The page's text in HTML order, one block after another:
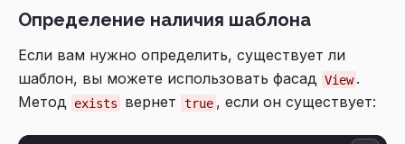
Определение наличия шаблона
Если вам нужно определить, существует ли
шаблон, вы можете использовать фасад View .
Метод exists вернет true , если он существует: